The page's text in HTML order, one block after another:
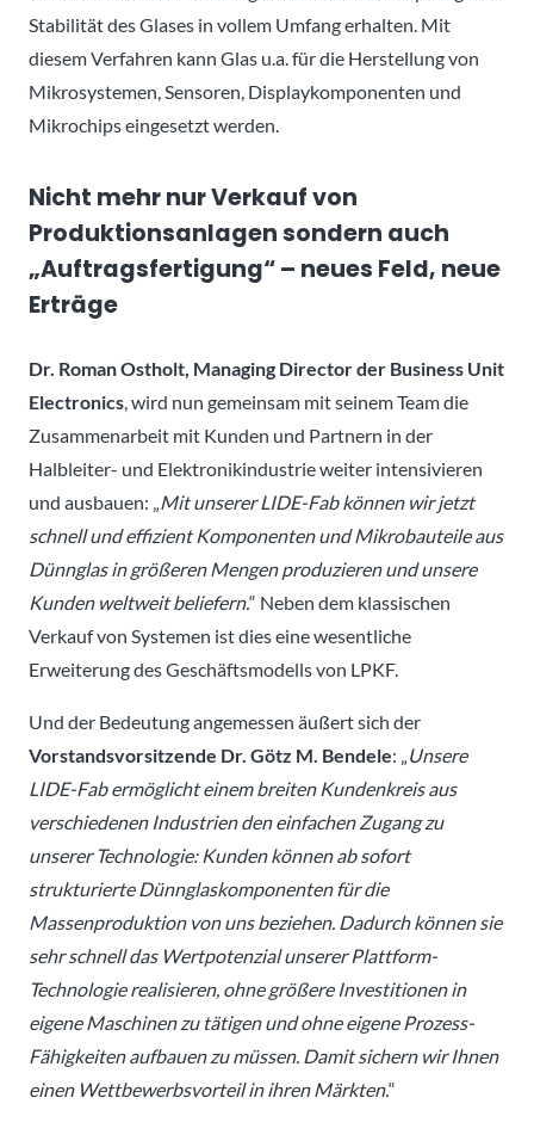
Stabilität des Glases in vollem Umfang erhalten. Mit
diesem Verfahren kann Glas u.a. für die Herstellung von
Mikrosystemen, Sensoren, Displaykomponenten und
Mikrochips eingesetzt werden.
Nicht mehr nur Verkauf von
Produktionsanlagen sondern auch
„Auftragsfertigung“ – neues Feld, neue
Erträge
Dr. Roman Ostholt, Managing Director der Business Unit
Electronics, wird nun gemeinsam mit seinem Team die
Zusammenarbeit mit Kunden und Partnern in der
Halbleiter- und Elektronikindustrie weiter intensivieren
und ausbauen: „Mit unserer LIDE-Fab können wir jetzt
schnell und effizient Komponenten und Mikrobauteile aus
Dünnglas in größeren Mengen produzieren und unsere
Kunden weltweit beliefern.“ Neben dem klassischen
Verkauf von Systemen ist dies eine wesentliche
Erweiterung des Geschäftsmodells von LPKF.
Und der Bedeutung angemessen äußert sich der
Vorstandsvorsitzende Dr. Götz M. Bendele: „Unsere
LIDE-Fab ermöglicht einem breiten Kundenkreis aus
verschiedenen Industrien den einfachen Zugang zu
unserer Technologie: Kunden können ab sofort
strukturierte Dünnglaskomponenten für die
Massenproduktion von uns beziehen. Dadurch können sie
sehr schnell das Wertpotenzial unserer Plattform-
Technologie realisieren, ohne größere Investitionen in
eigene Maschinen zu tätigen und ohne eigene Prozess-
Fähigkeiten aufbauen zu müssen. Damit sichern wir Ihnen
einen Wettbewerbsvorteil in ihren Märkten.“